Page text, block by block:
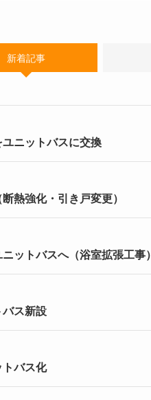
新着記事
ニットバスに交換
熱強化・引き戸変更）
ットバスへ（浴室拡張工事）
ス新設
バス化